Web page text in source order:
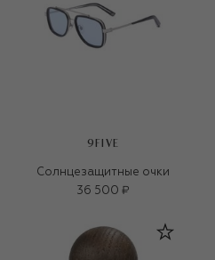
9FIVE
Солнцезащитные очки
36 500 ₽